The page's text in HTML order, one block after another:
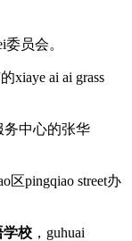
员会。
xiaye ai ai grass
务中心的张华
区pingqiao street办
学校 ，guhuai